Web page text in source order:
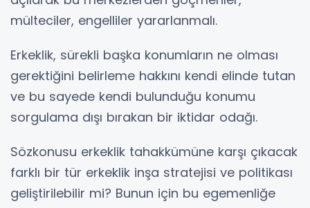
mülteciler, engelliler yararlanmalı.
Erkeklik, sürekli başka konumların ne olması
gerektiğini belirleme hakkını kendi elinde tutan
ve bu sayede kendi bulunduğu konumu
sorgulama dışı bırakan bir iktidar odağı.
Sözkonusu erkeklik tahakkümüne karşı çıkacak
farklı bir tür erkeklik inşa stratejisi ve politikası
geliştirilebilir mi? Bunun için bu egemenliğe